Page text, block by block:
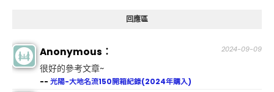
回應區
2024-09-09
Anonymous：
很好的參考文章~
-- 光陽-大地名流150開箱紀錄(2024年購入)